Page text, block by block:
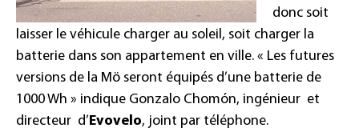
donc soit
laisser le véhicule charger au soleil, soit charger la
batterie dans son appartement en ville. « Les futures
versions de la Mö seront équipés d’une batterie de
1000 Wh » indique Gonzalo Chomón, ingénieur et
directeur d’ Evovelo, joint par téléphone.